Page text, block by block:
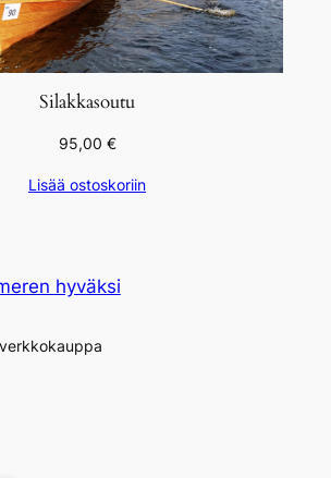
Silakkasoutu
95,00 €
Lisää ostoskoriin
hyväksi